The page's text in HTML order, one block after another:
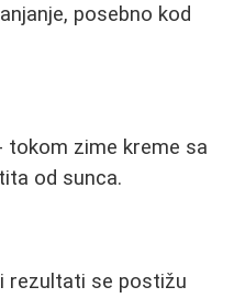
posebno kod
tokom zime kreme sa
od sunca.
rezultati se postižu